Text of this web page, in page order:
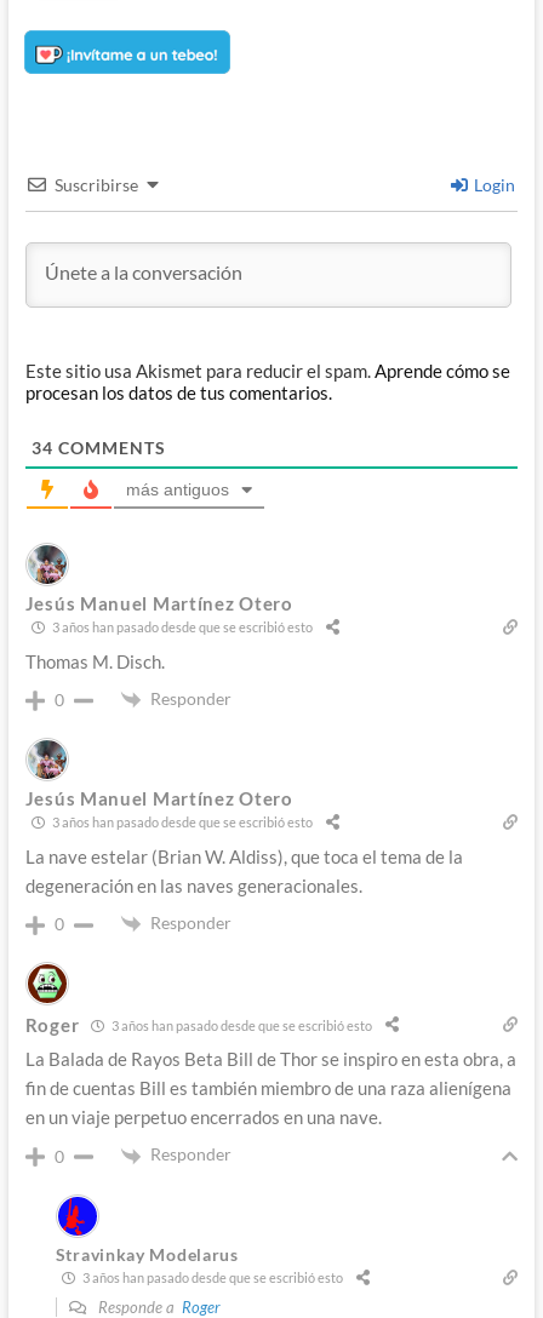
Suscribirse Login
Este sitio usa Akismet para reducir el spam. Aprende cómo se
procesan los datos de tus comentarios.
34 COMMENTS
más antiguos
Jesús Manuel Martínez Otero
3 años han pasado desde que se escribió esto
Thomas M. Disch.
0 Responder
Jesús Manuel Martínez Otero
3 años han pasado desde que se escribió esto
La nave estelar (Brian W. Aldiss), que toca el tema de la
degeneración en las naves generacionales.
0 Responder
Roger 3 años han pasado desde que se escribió esto
La Balada de Rayos Beta Bill de Thor se inspiro en esta obra, a
fin de cuentas Bill es también miembro de una raza alienígena
en un viaje perpetuo encerrados en una nave.
0 Responder
Stravinkay Modelarus
3 años han pasado desde que se escribió esto
Responde a Roger